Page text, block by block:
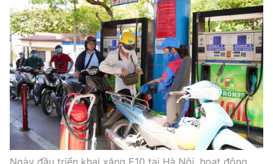
Ngày đầu triển khai xăng E10 tại Hà Nội, hoạt động